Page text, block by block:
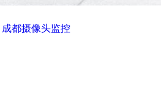
成都摄像头监控